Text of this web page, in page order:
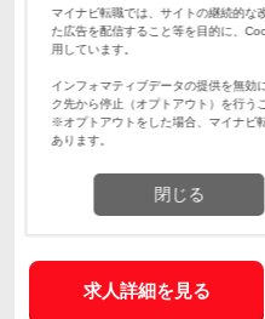
なる方
験をお持ちの方を幅広く
《 勤務地はあなたの希望
初年度
年収
400万円～1,200万円
月給30万円～月給90万
考慮の上、決定いたし
求人詳細を見る
マイナビ転職では、サイトの継続的な
た広告を配信すること等を目的に、
用しています。
インフォマティブデータの提供を無効
ク先から停止（オプトアウト）を行う
※オプトアウトをした場合、マイナビ
あります。
閉じる